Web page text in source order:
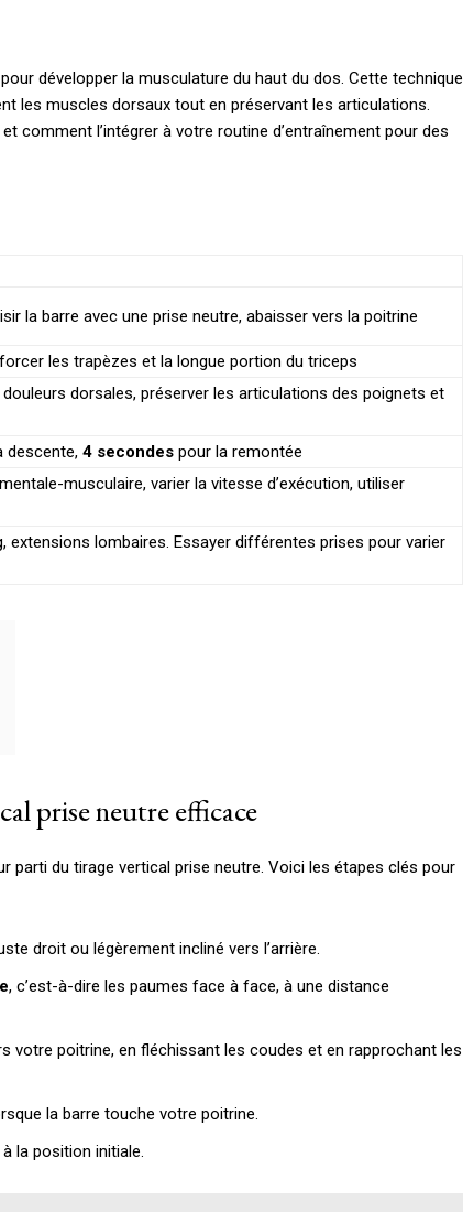
développer la musculature du haut du dos. Cette technique
les muscles dorsaux tout en préservant les articulations.
comment l’intégrer à votre routine d’entraînement pour des
la barre avec une prise neutre, abaisser vers la poitrine
les trapèzes et la longue portion du triceps
dorsales, préserver les articulations des poignets et
descente, 4 secondes pour la remontée
musculaire, varier la vitesse d’exécution, utiliser
extensions lombaires. Essayer différentes prises pour varier
prise neutre efficace
parti du tirage vertical prise neutre. Voici les étapes clés pour
droit ou légèrement incliné vers l’arrière.
, c’est-à-dire les paumes face à face, à une distance
votre poitrine, en fléchissant les coudes et en rapprochant les
la barre touche votre poitrine.
la position initiale.